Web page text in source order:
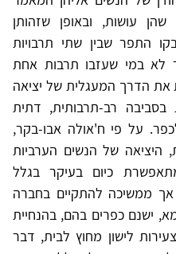
עושות, ובאופן שזהותן
התפר שבין שתי תרבויות
לא במי שעזבו תרבות אחת
את הדרך המעגלית של יציאה
רב-תרבותית, דתית
על פי ח'אולה אבו-בקר,
היציאה של הנשים הערביות
כיום בעיקר בגלל
אך ממשיכה להתקיים בחברה
ישנם כפרים בהם, בהנחיית
לישון מחוץ לבית, דבר